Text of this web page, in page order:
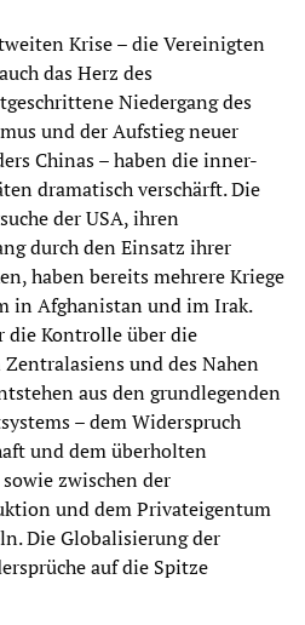
Krise – die Vereinigten
das Herz des
Niedergang des
und der Aufstieg neuer
Chinas – haben die inner-
dramatisch verschärft. Die
der USA, ihren
durch den Einsatz ihrer
haben bereits mehrere Kriege
in Afghanistan und im Irak.
die Kontrolle über die
und des Nahen
aus den grundlegenden
– dem Widerspruch
und dem überholten
zwischen der
und dem Privateigentum
Die Globalisierung der
auf die Spitze